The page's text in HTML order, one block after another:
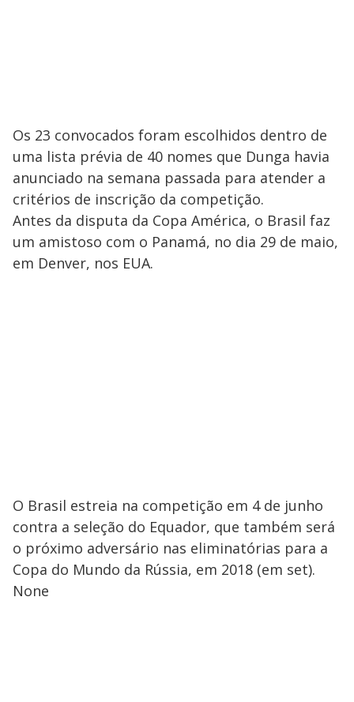
Os 23 convocados foram escolhidos dentro de
uma lista prévia de 40 nomes que Dunga havia
anunciado na semana passada para atender a
critérios de inscrição da competição.
Antes da disputa da Copa América, o Brasil faz
um amistoso com o Panamá, no dia 29 de maio,
em Denver, nos EUA.
O Brasil estreia na competição em 4 de junho
contra a seleção do Equador, que também será
o próximo adversário nas eliminatórias para a
Copa do Mundo da Rússia, em 2018 (em set).
None